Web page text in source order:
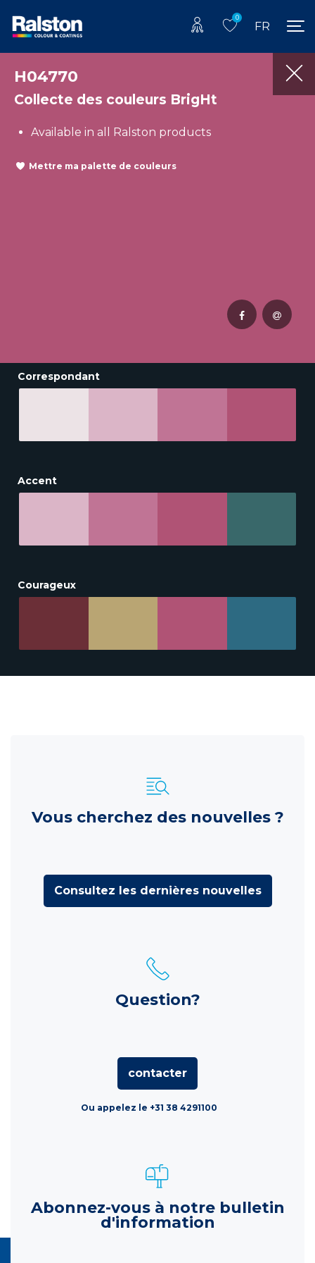
0
FR
H04770
Collecte des couleurs BrigHt
Available in all Ralston products
Mettre ma palette de couleurs
Correspondant
Accent
Courageux
Vous cherchez des nouvelles ?
Consultez les dernières nouvelles
Question?
contacter
Ou appelez le +31 38 4291100
Abonnez-vous à notre bulletin
d'information